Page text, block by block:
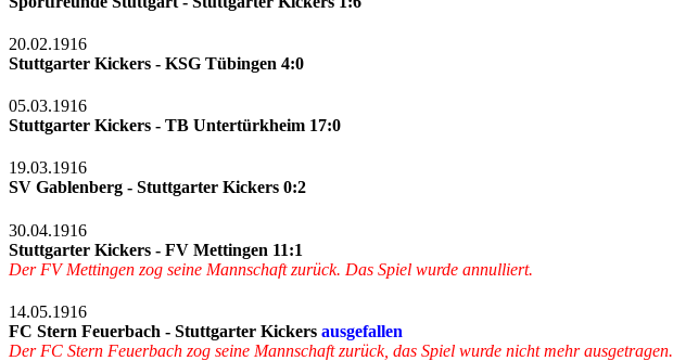
20.02.1916
Stuttgarter Kickers - KSG Tübingen 4:0
05.03.1916
Stuttgarter Kickers - TB Untertürkheim 17:0
19.03.1916
SV Gablenberg - Stuttgarter Kickers 0:2
30.04.1916
Stuttgarter Kickers - FV Mettingen 11:1
Der FV Mettingen zog seine Mannschaft zurück. Das Spiel wurde annulliert.
14.05.1916
FC Stern Feuerbach - Stuttgarter Kickers ausgefallen
Der FC Stern Feuerbach zog seine Mannschaft zurück, das Spiel wurde nicht mehr ausgetragen.